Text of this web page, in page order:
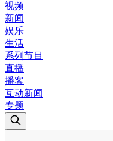
视频
新闻
娱乐
生活
系列节目
直播
播客
互动新闻
专题